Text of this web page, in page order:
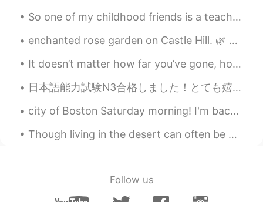
So one of my childhood friends is a teaches high school anatomy and physiology and she is struggl...
enchanted rose garden on Castle Hill. 🌿 For many years, the Rose Garden at Castle Hill in the Ip...
It doesn’t matter how far you’ve gone, how deep you’ve gotten yourself into, or where you are now...
日本語能力試験N3合格しました！とても嬉しいです！！😄 私はここまでした動力甲斐あった！ハロートークの皆さんの協力本当に感謝しています！心からありがとうございます！:)) さて今年N2の試験頑張...
city of Boston Saturday morning! I'm back from Florida from three days ago . ☺️😁 ahhhh missed Bos...
Though living in the desert can often be boring, I do really enjoy the sunsets of Arizona. The b...
Follow us